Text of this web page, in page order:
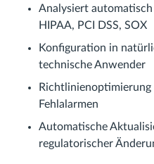
Analysiert
HIPAA, PCI DSS, SOX
Konfiguration in
technische Anwender
Richtlinienoptimierung
Fehlalarmen
Automatische
regulatorischer